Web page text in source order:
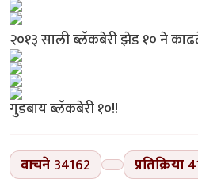
२०१३ साली ब्लॅकबेरी झेड १० ने
गुडबाय ब्लॅकबेरी १०!!
वाचने 34162 प्रतिक्रिया